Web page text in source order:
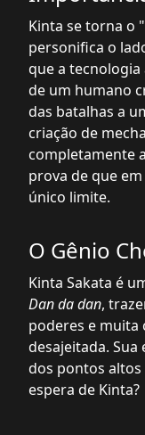
Kinta se torna o
personifica o
que a
de um humano
das batalhas a
criação de
completamente
prova de que em
único limite.
O Gênio
Kinta Sakata é
Dan da dan,
poderes e muita
desajeitada.
dos pontos
espera de Kinta?